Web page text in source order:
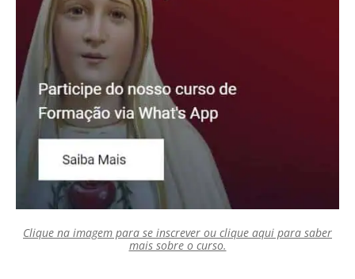
Clique na imagem para se inscrever ou clique aqui para saber
mais sobre o curso.